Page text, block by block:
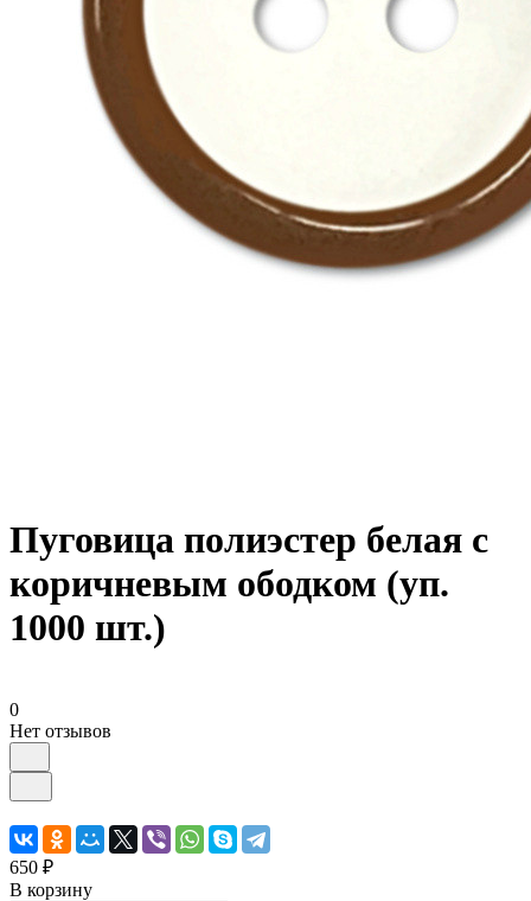
Пуговица полиэстер белая с
коричневым ободком (уп.
1000 шт.)
0
Нет отзывов
650 ₽
В корзину